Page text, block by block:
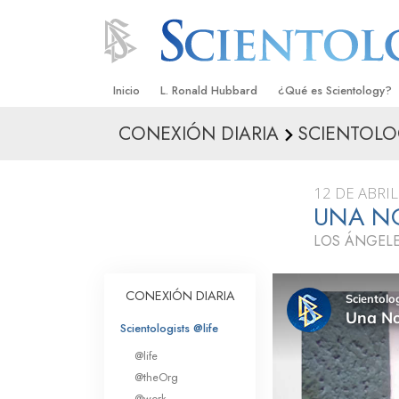
Inicio L. Ronald Hubbard ¿Qué es Scientology?
Creencias y Prácticas
Qué dicen los
Scientology
Conoce a un
Dentro de una Iglesia
Los Principios
Una Introducción a
CONEXIÓN DIARIA
12 DE
UNA
LOS
CONEXIÓN DIARIA
Scientologists @life
@life
@theOrg